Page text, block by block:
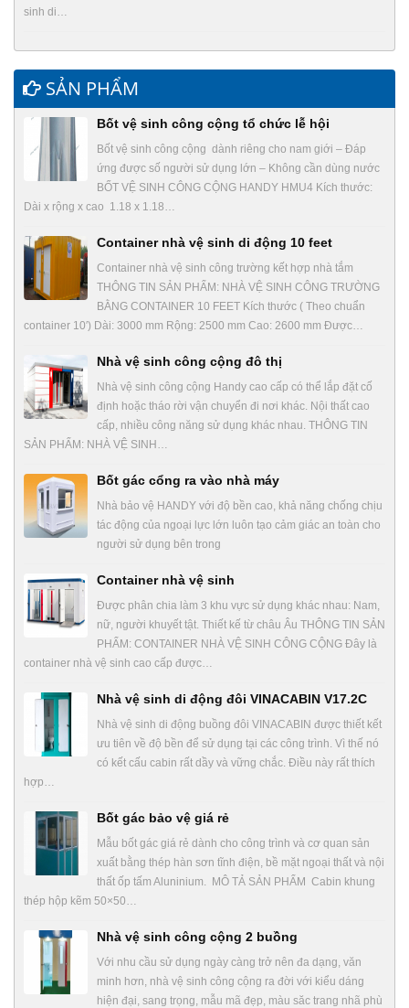
sinh di…
SẢN PHẨM
Bốt vệ sinh công cộng tổ chức lễ hội
Bốt vệ sinh công cộng dành riêng cho nam giới – Đáp
ứng được số người sử dụng lớn – Không cần dùng nước
BỐT VỆ SINH CÔNG CỘNG HANDY HMU4 Kích thước:
Dài x rộng x cao 1.18 x 1.18…
Container nhà vệ sinh di động 10 feet
Container nhà vệ sinh công trường kết hợp nhà tắm
THÔNG TIN SẢN PHẨM: NHÀ VỆ SINH CÔNG TRƯỜNG
BẰNG CONTAINER 10 FEET Kích thước ( Theo chuẩn
container 10′) Dài: 3000 mm Rộng: 2500 mm Cao: 2600 mm Được…
Nhà vệ sinh công cộng đô thị
Nhà vệ sinh công cộng Handy cao cấp có thể lắp đặt cố
định hoặc tháo rời vận chuyển đi nơi khác. Nội thất cao
cấp, nhiều công năng sử dụng khác nhau. THÔNG TIN
SẢN PHẨM: NHÀ VỆ SINH…
Bốt gác cổng ra vào nhà máy
Nhà bảo vệ HANDY với độ bền cao, khả năng chống chịu
tác động của ngoại lực lớn luôn tạo cảm giác an toàn cho
người sử dụng bên trong
Container nhà vệ sinh
Được phân chia làm 3 khu vực sử dụng khác nhau: Nam,
nữ, người khuyết tật. Thiết kế từ châu Âu THÔNG TIN SẢN
PHẨM: CONTAINER NHÀ VỆ SINH CÔNG CỘNG Đây là
container nhà vệ sinh cao cấp được…
Nhà vệ sinh di động đôi VINACABIN V17.2C
Nhà vệ sinh di động buồng đôi VINACABIN được thiết kết
ưu tiên về độ bền để sử dụng tại các công trình. Vì thế nó
có kết cấu cabin rất dầy và vững chắc. Điều này rất thích
hợp…
Bốt gác bảo vệ giá rẻ
Mẫu bốt gác giá rẻ dành cho công trình và cơ quan sản
xuất bằng thép hàn sơn tĩnh điện, bề mặt ngoại thất và nội
thất ốp tấm Aluninium. MÔ TẢ SẢN PHẨM Cabin khung
thép hộp kẽm 50×50…
Nhà vệ sinh công cộng 2 buồng
Với nhu cầu sử dụng ngày càng trở nên đa dạng, văn
minh hơn, nhà vệ sinh công cộng ra đời với kiểu dáng
hiện đại, sang trọng, mẫu mã đẹp, màu săc trang nhã phù